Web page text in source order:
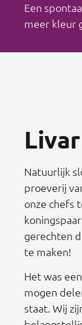
Een
meer kleur
Natuurlijk
proeverij
onze chefs
gerechten
te maken!
Het was
mogen
staat. Wij